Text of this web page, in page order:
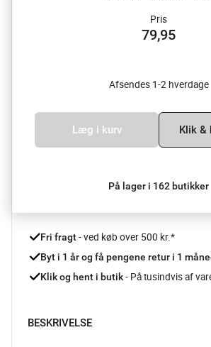
Pris
79,95
Afsendes 1-2 hverdage
Læg i kurv Klik &
På lager i 162 butikker
Fri fragt - ved køb over 500 kr.*
Byt i 1 år og få pengene retur i 1
Klik og hent i butik - På tusindvis af
BESKRIVELSE